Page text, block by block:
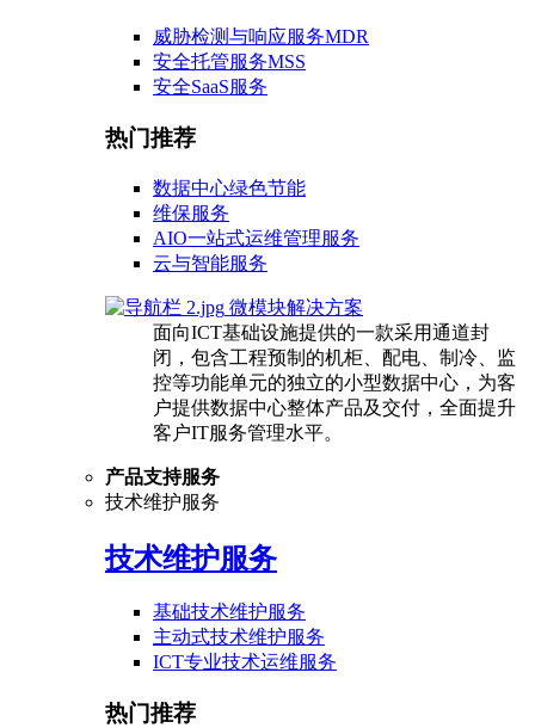
威胁检测与响应服务MDR
安全托管服务MSS
安全SaaS服务
热门推荐
数据中心绿色节能
维保服务
AIO一站式运维管理服务
云与智能服务
微模块解决方案
面向ICT基础设施提供的一款采用通道封
闭，包含工程预制的机柜、配电、制冷、监
控等功能单元的独立的小型数据中心，为客
户提供数据中心整体产品及交付，全面提升
客户IT服务管理水平。
产品支持服务
技术维护服务
技术维护服务
基础技术维护服务
主动式技术维护服务
ICT专业技术运维服务
热门推荐